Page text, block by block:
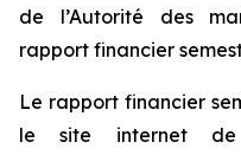
de l’Autorité des
rapport financier
Le rapport financier
le site internet